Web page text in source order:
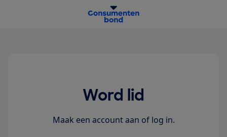
Word lid
Maak een account aan of log in.